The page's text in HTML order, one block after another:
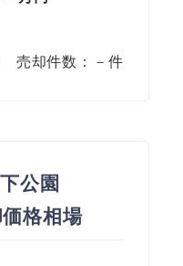
売却件数：－件
公園
格相場